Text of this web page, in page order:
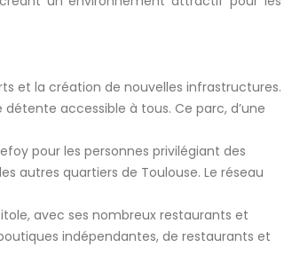
et la création de nouvelles infrastructures.
accessible à tous. Ce parc, d’une
pour les personnes privilégiant des
autres quartiers de Toulouse. Le réseau
avec ses nombreux restaurants et
indépendantes, de restaurants et